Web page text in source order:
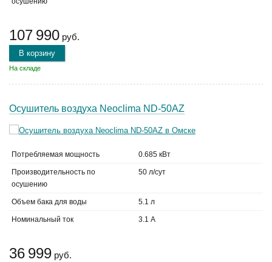
107 990 руб.
В корзину
На складе
Осушитель воздуха Neoclima ND-50AZ
Потребляемая мощность 0.685 кВт
Производительность по
осушению
50 л/сут
Объем бака для воды 5.1 л
Номинальный ток 3.1 А
36 999 руб.